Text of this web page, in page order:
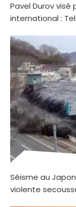
Pavel Durov visé
international :
Séisme au
violente